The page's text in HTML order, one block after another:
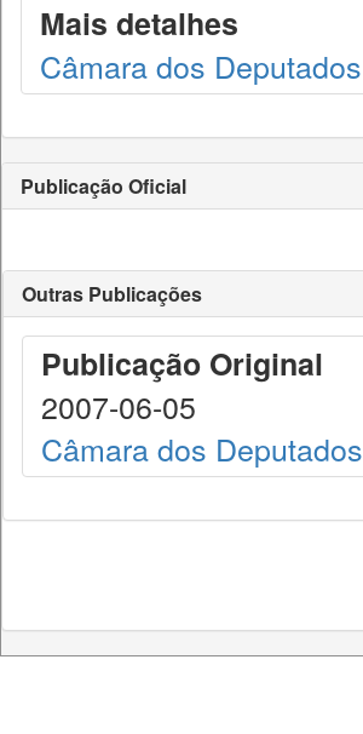
Mais detalhes
Câmara dos Deputados
Publicação Oficial
Outras Publicações
Publicação Original
2007-06-05
Câmara dos Deputados